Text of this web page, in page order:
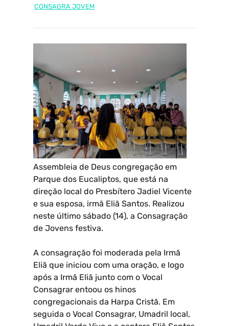
CONSAGRA JOVEM
Assembleia de Deus congregação em
Parque dos Eucaliptos, que está na
direção local do Presbítero Jadiel Vicente
e sua esposa, irmã Eliã Santos. Realizou
neste último sábado (14), a Consagração
de Jovens festiva.
A consagração foi moderada pela Irmã
Eliã que iniciou com uma oração, e logo
após a Irmã Eliã junto com o Vocal
Consagrar entoou os hinos
congregacionais da Harpa Cristã. Em
seguida o Vocal Consagrar, Umadril local,